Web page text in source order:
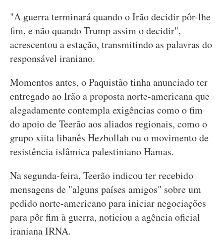
"A guerra terminará quando o Irão decidir pôr-lhe
fim, e não quando Trump assim o decidir",
acrescentou a estação, transmitindo as palavras do
responsável iraniano.
Momentos antes, o Paquistão tinha anunciado ter
entregado ao Irão a proposta norte-americana que
alegadamente contempla exigências como o fim
do apoio de Teerão aos aliados regionais, como o
grupo xiita libanês Hezbollah ou o movimento de
resistência islâmica palestiniano Hamas.
Na segunda-feira, Teerão indicou ter recebido
mensagens de "alguns países amigos" sobre um
pedido norte-americano para iniciar negociações
para pôr fim à guerra, noticiou a agência oficial
iraniana IRNA.